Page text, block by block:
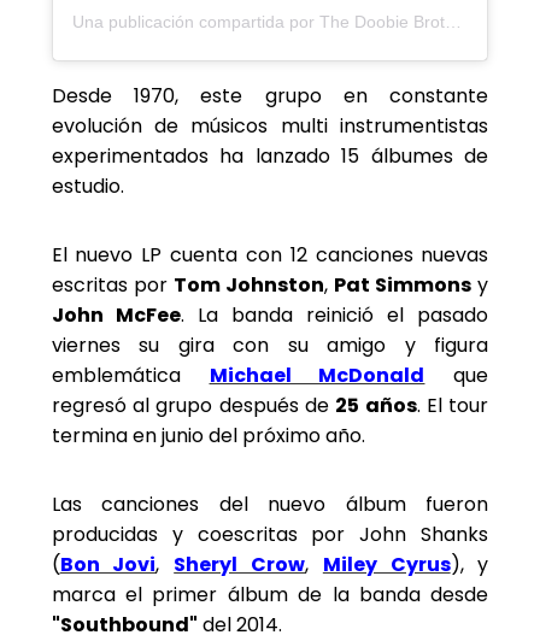
Una publicación compartida por The Doobie Brothers (@doobiebrothersofficial)
Desde 1970, este grupo en constante
evolución de músicos multi instrumentistas
experimentados ha lanzado 15 álbumes de
estudio.
El nuevo LP cuenta con 12 canciones nuevas
escritas por Tom Johnston, Pat Simmons y
John McFee. La banda reinició el pasado
viernes su gira con su amigo y figura
emblemática Michael McDonald que
regresó al grupo después de 25 años. El tour
termina en junio del próximo año.
Las canciones del nuevo álbum fueron
producidas y coescritas por John Shanks
(Bon Jovi, Sheryl Crow, Miley Cyrus), y
marca el primer álbum de la banda desde
"Southbound" del 2014.